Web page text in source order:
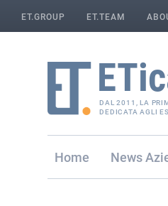
ET.GROUP ET.TEAM
DAL 2011, LA
DEDICATA AGLI
Home